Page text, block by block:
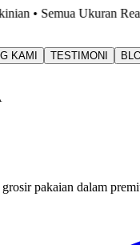
Cek Katalog
KAMI TESTIMONI
pakaian dalam